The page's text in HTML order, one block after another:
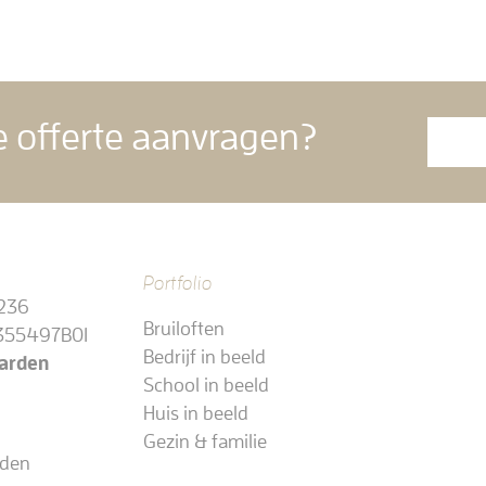
offerte aanvragen?
Portfolio
Bruiloften
Bedrijf in beeld
School in beeld
Huis in beeld
Gezin & familie